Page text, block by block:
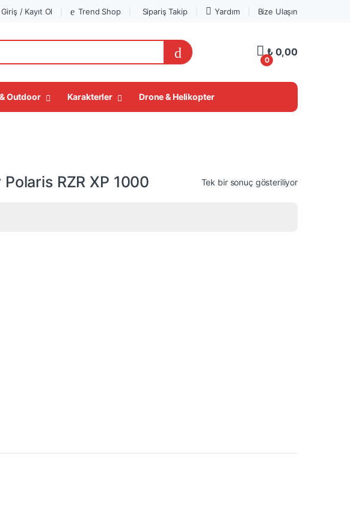
/ Kayıt Ol Trend Shop Sipariş Takip Yardım Bize Ulaşın
My Account
0
₺0,00
Outdoor Karakterler Drone & Helikopter
RZR XP 1000 Tek bir sonuç gösteriliyor